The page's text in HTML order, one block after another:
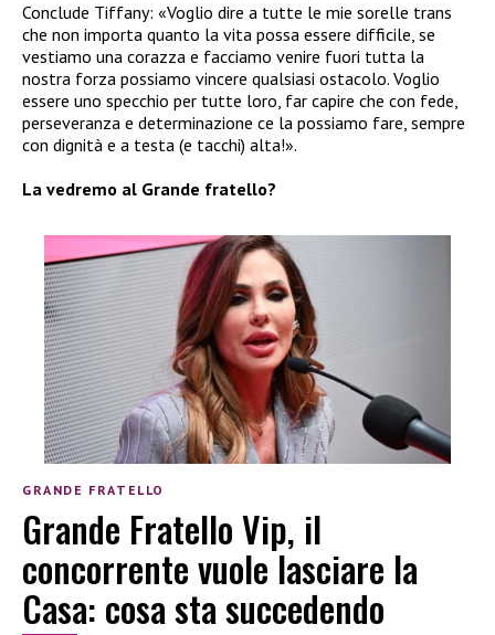
Conclude Tiffany: «Voglio dire a tutte le mie sorelle trans
che non importa quanto la vita possa essere difficile, se
vestiamo una corazza e facciamo venire fuori tutta la
nostra forza possiamo vincere qualsiasi ostacolo. Voglio
essere uno specchio per tutte loro, far capire che con fede,
perseveranza e determinazione ce la possiamo fare, sempre
con dignità e a testa (e tacchi) alta!».
La vedremo al Grande fratello?
GRANDE FRATELLO
Grande Fratello Vip, il
concorrente vuole lasciare la
Casa: cosa sta succedendo